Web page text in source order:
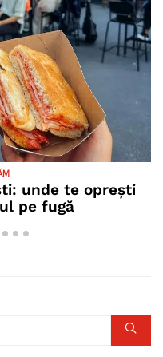
unde te oprești
pe fugă